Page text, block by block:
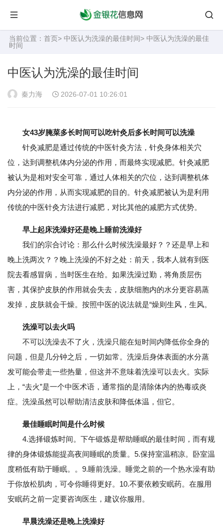
当前位置： 首页> 中医认为洗澡的最佳时间> 中医认为洗澡的最佳
时间
中医认为洗澡的最佳时间
秦力海 2026-07-01 10:26:01
女43岁腌菜多长时间可以吃针灸后多长时间可以洗澡
针灸减肥是通过传统的中医针灸方法，针灸身体相关穴
位，达到调整机体内分泌的作用，而最终实现减肥。针灸减肥
被认为是相对安全可靠，通过人体相关的穴位，达到调整机体
内分泌的作用，从而实现减肥的目的。针灸减肥被认为是利用
传统的中医针灸方法进行减肥，对比其他的减肥方式优势。
早上起床洗澡好还是晚上睡前洗澡好
我们的宗合讨论：那么什么时候洗澡最好？？还是早上和
晚上洗两次？？晚上洗澡的不好之处：前天，我本人就有到医
院去看感冒病，当时医生在给。如果洗澡过勤，将角质层伤
害，其保护皮肤的作用就会失去，皮肤细胞内的水分更容易蒸
发掉，皮肤就会干燥。按照中医的说法就是“燥则生风，生风。
洗澡可以去火吗
不可以洗澡去不了火，洗澡只能在短时间内降低你全身的
问题，但是几分钟之后，一切如常。洗澡后身体表面的水分蒸
发可能会带走一些热量，但这并不意味着洗澡可以去火。实际
上，“去火”是一个中医术语，通常指的是清除体内的热毒或炎
症。洗澡虽然可以帮助清洁皮肤和降低体温，但它。
最佳睡眠时间是什么时候
4.选择锻炼时间。下午锻炼是帮助睡眠的最佳时间，而有规
律的身体锻炼能提高夜间睡眠的质量。5.保持室温稍凉。卧室温
度稍低有助于睡眠。。9.睡前洗澡。睡觉之前的一个热水澡有助
于你放松肌肉，可令你睡得更好。10.不要依赖安眠药。在服用
安眠药之前一定要咨询医生，建议你服用。
早晨洗澡还是晚上洗澡好